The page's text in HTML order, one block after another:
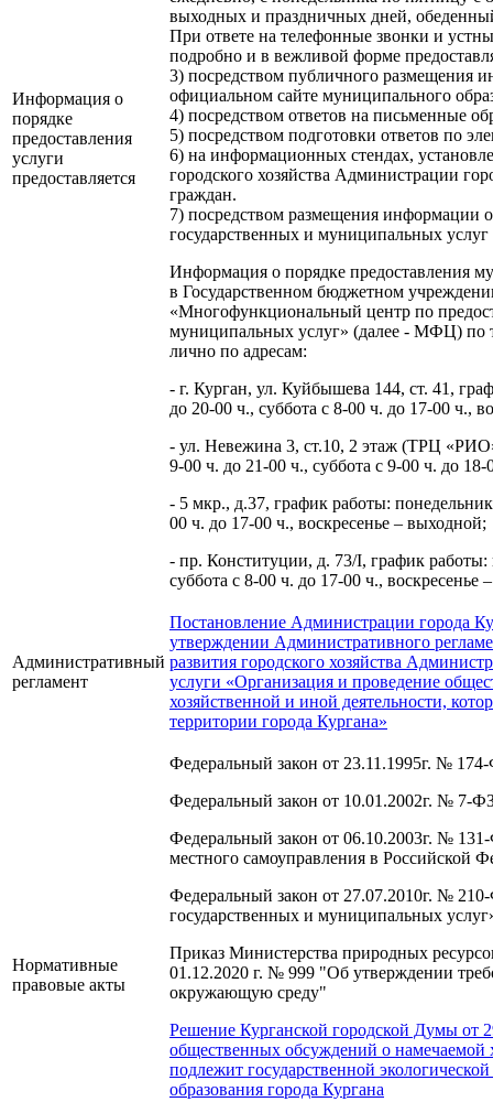
Информация о
порядке
предоставления
услуги
предоставляется
выходных и праздничных дней,
При ответе на телефонные звонки и
подробно и в вежливой форме
3) посредством публичного размещения
официальном сайте муниципального
4) посредством ответов на письменные
5) посредством подготовки ответов по
6) на информационных стендах,
городского хозяйства Администрации
граждан.
7) посредством размещения информации
государственных и муниципальных
Информация о порядке предоставления
в Государственном бюджетном
«Многофункциональный центр по
муниципальных услуг» (далее - МФЦ) по
лично по адресам:
- г. Курган, ул. Куйбышева 144, ст. 41,
до 20-00 ч., суббота с 8-00 ч. до 17-00 ч.,
- ул. Невежина 3, ст.10, 2 этаж (ТРЦ
9-00 ч. до 21-00 ч., суббота с 9-00 ч. до
- 5 мкр., д.37, график работы:
00 ч. до 17-00 ч., воскресенье – выходной;
- пр. Конституции, д. 73/I, график
суббота с 8-00 ч. до 17-00 ч., воскресенье
Административный
регламент
Постановление Администрации города
утверждении Административного
развития городского хозяйства
услуги «Организация и проведение
хозяйственной и иной деятельности,
территории города Кургана»
Нормативные
правовые акты
Федеральный закон от 23.11.1995г. №
Федеральный закон от 10.01.2002г. № 7-
Федеральный закон от 06.10.2003г. №
местного самоуправления в Российской
Федеральный закон от 27.07.2010г. №
государственных и муниципальных
Приказ Министерства природных
01.12.2020 г. № 999 "Об утверждении
окружающую среду"
Решение Курганской городской Думы от
общественных обсуждений о намечаемой
подлежит государственной
образования города Кургана